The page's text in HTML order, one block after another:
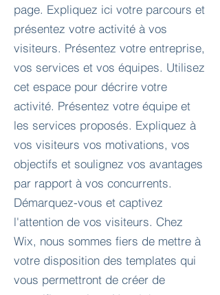
page. Expliquez ici votre parcours et
présentez votre activité à vos
visiteurs. Présentez votre entreprise,
vos services et vos équipes. Utilisez
cet espace pour décrire votre
activité. Présentez votre équipe et
les services proposés. Expliquez à
vos visiteurs vos motivations, vos
objectifs et soulignez vos avantages
par rapport à vos concurrents.
Démarquez-vous et captivez
l'attention de vos visiteurs. Chez
Wix, nous sommes fiers de mettre à
votre disposition des templates qui
vous permettront de créer de